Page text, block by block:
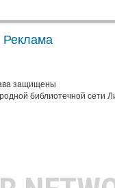
Реклама
защищены
библиотечной сети